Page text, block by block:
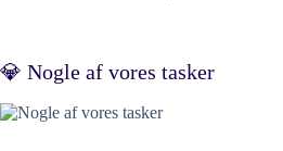
💎 Nogle af vores tasker